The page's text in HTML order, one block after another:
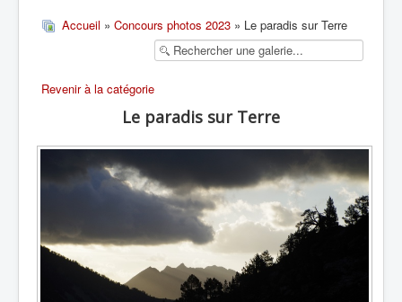
RANDONNÉE SPORTIVE
Accueil » Concours photos 2023 » Le paradis sur Terre
Revenir à la catégorie
Le paradis sur Terre